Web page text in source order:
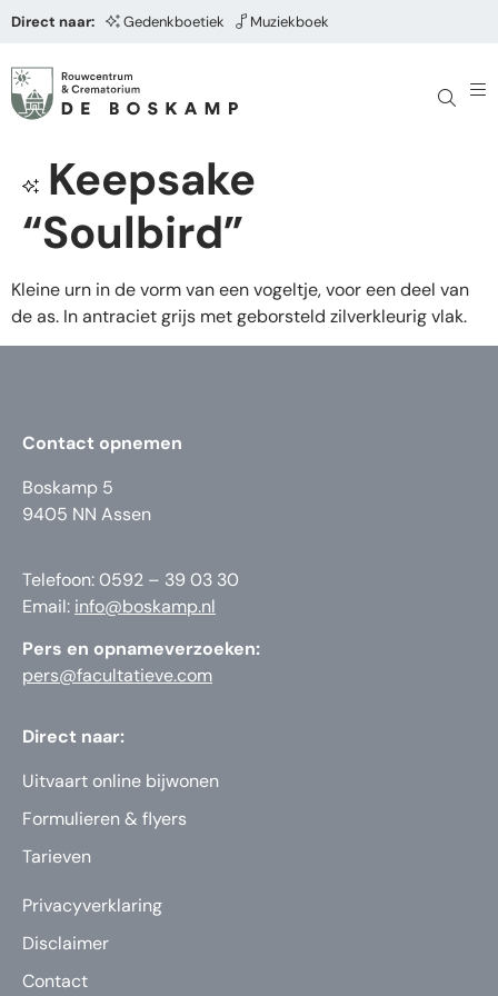
Direct naar: Gedenkboetiek Muziekboek
Keepsake
“Soulbird”
Kleine urn in de vorm van een vogeltje, voor een deel van
de as. In antraciet grijs met geborsteld zilverkleurig vlak.
Contact opnemen
Boskamp 5
9405 NN Assen
Telefoon: 0592 – 39 03 30
Email: info@boskamp.nl
Pers en opnameverzoeken:
pers@facultatieve.com
Direct naar:
Uitvaart online bijwonen
Formulieren & flyers
Tarieven
Privacyverklaring
Disclaimer
Contact